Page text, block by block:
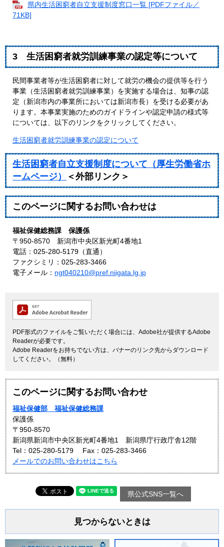
県内生活困窮者自立支援制度窓口一覧 [PDFファイル／
71KB]
3 生活困窮者就労訓練事業の認定等について
民間事業者等が生活困窮者に対して就労の機会の提供等を行う
事業（生活困窮者就労訓練事業）を実施する場合は、知事の認
定（新潟市内の事業所においては新潟市長）を受ける必要があ
ります。本事業実施のためのガイドラインや認定申請の様式等
については、以下のリンクをクリックしてください。
生活困窮者就労訓練事業の認定について
生活困窮者自立支援制度について（厚生労働省ホ
ームページ）
＜外部リンク＞
このページに関するお問い合わせは
福祉保健総務課 保護係
〒950-8570 新潟市中央区新光町4番地1
電話：025-280-5179（直通）
ファクシミリ：025-283-3466
電子メール： ngt040210@pref.niigata.lg.jp
PDF形式のファイルをご覧いただく場合には、Adobe社が提供するAdobe
Readerが必要です。
Adobe Readerをお持ちでない方は、バナーのリンク先からダウンロード
してください。（無料）
このページに関するお問い合わせ
福祉保健部 福祉保健総務課
保護係
〒950-8570
新潟県新潟市中央区新光町4番地1 新潟県庁行政庁舎12階
Tel：025-280-5179
Fax：025-283-3466
メールでのお問い合わせはこちら
県公式SNS一覧へ
見つからないときは